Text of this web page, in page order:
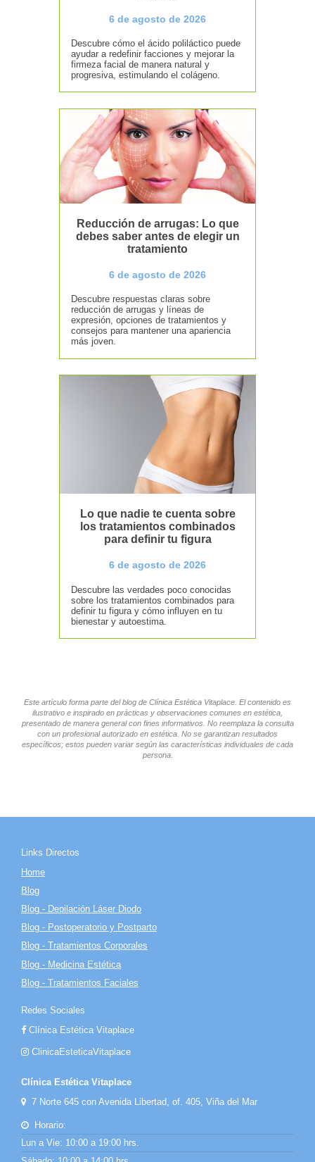
6 de agosto de 2026
Descubre cómo el ácido poliláctico puede
ayudar a redefinir facciones y mejorar la
firmeza facial de manera natural y
progresiva, estimulando el colágeno.
Reducción de arrugas: Lo que
debes saber antes de elegir un
tratamiento
6 de agosto de 2026
Descubre respuestas claras sobre
reducción de arrugas y líneas de
expresión, opciones de tratamientos y
consejos para mantener una apariencia
más joven.
Lo que nadie te cuenta sobre
los tratamientos combinados
para definir tu figura
6 de agosto de 2026
Descubre las verdades poco conocidas
sobre los tratamientos combinados para
definir tu figura y cómo influyen en tu
bienestar y autoestima.
Este artículo forma parte del blog de Clínica Estética Vitaplace. El contenido es
ilustrativo e inspirado en prácticas y observaciones comunes en estética,
presentado de manera general con fines informativos. No reemplaza la consulta
con un profesional autorizado en estética. No se garantizan resultados
específicos; estos pueden variar según las características individuales de cada
persona.
Links Directos
Home
Blog
Blog - Depilación Láser Diodo
Blog - Postoperatorio y Postparto
Blog - Tratamientos Corporales
Blog - Medicina Estética
Blog - Tratamientos Faciales
Redes Sociales
Clínica Estética Vitaplace
ClinicaEsteticaVitaplace
Clínica Estética Vitaplace
7 Norte 645 con Avenida Libertad, of. 405, Viña del Mar
Horario:
Lun a Vie: 10:00 a 19:00 hrs.